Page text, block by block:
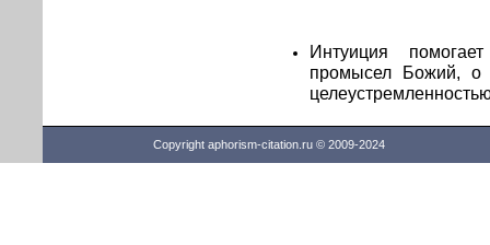
Интуиция
промысел Божий, о
Copyright aphorism-citation.ru © 2009-2024